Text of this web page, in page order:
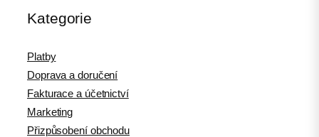
Kategorie
Platby
Doprava a doručení
Fakturace a účetnictví
Marketing
Přizpůsobení obchodu